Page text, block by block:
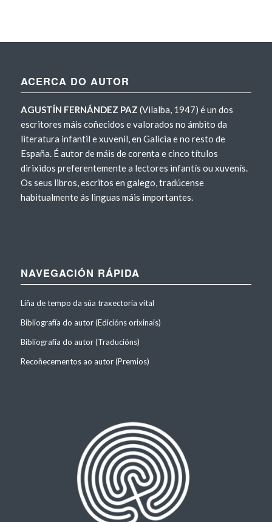
ACERCA DO AUTOR
AGUSTÍN FERNÁNDEZ PAZ (Vilalba, 1947) é un dos
escritores máis coñecidos e valorados no ámbito da
literatura infantil e xuvenil, en Galicia e no resto de
España. É autor de máis de corenta e cinco títulos
dirixidos preferentemente a lectores infantís ou xuvenís.
Os seus libros, escritos en galego, tradúcense
habitualmente ás linguas máis importantes.
NAVEGACIÓN RÁPIDA
Liña de tempo da súa traxectoria vital
Bibliografía do autor (Edicións orixinais)
Bibliografía do autor (Traducións)
Recoñecementos ao autor (Premios)